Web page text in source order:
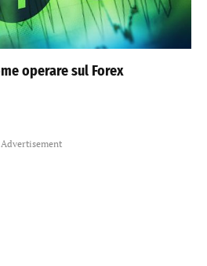
operare sul Forex
Advertisement